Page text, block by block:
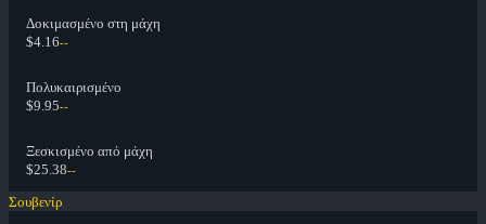
Δοκιμασμένο στη μάχη
$4.16--
Πολυκαιρισμένο
$9.95--
Ξεσκισμένο από μάχη
$25.38--
Σουβενίρ